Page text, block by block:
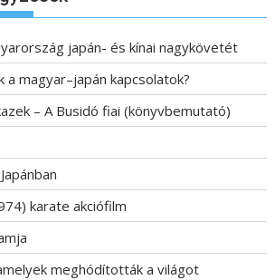
japán- és kínai nagykövetét
a magyar–japán kapcsolatok?
– A Busidó fiai (könyvbemutató)
karate akciófilm
meghódították a világot